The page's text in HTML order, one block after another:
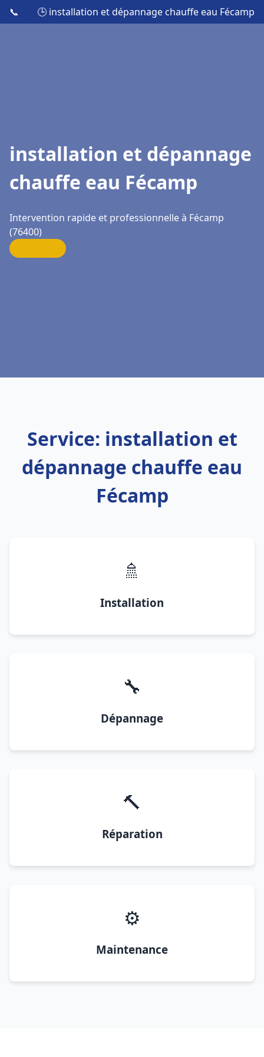
📞 🕒 installation et dépannage chauffe eau Fécamp
installation et dépannage
chauffe eau Fécamp
Intervention rapide et professionnelle à Fécamp
(76400)
Service: installation et
dépannage chauffe eau
Fécamp
🚿
Installation
🔧
Dépannage
🔨
Réparation
⚙️
Maintenance